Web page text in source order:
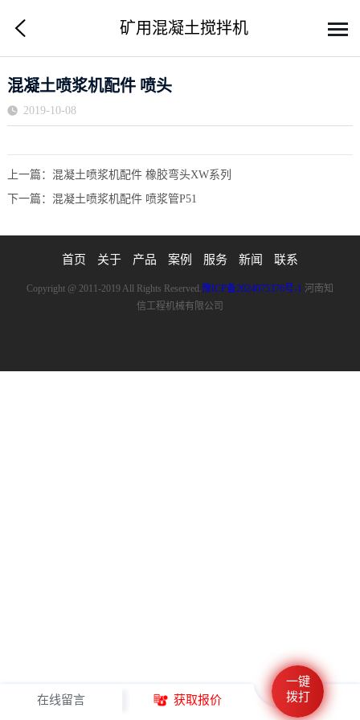
矿用混凝土搅拌机
混凝土喷浆机配件 喷头
2019-10-08
上一篇： 混凝土喷浆机配件 橡胶弯头XW系列
下一篇： 混凝土喷浆机配件 喷浆管P51
首页 关于 产品 案例 服务 新闻 联系
Copyright @ 2011-2019 All Rights Reserved.豫ICP备2024075376号-1 河南知
信工程机械有限公司
在线留言 获取报价
一键
拨打